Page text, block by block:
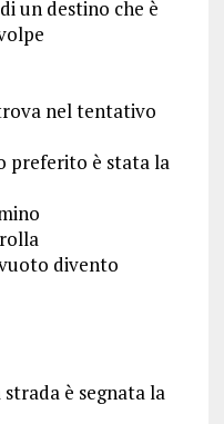
un destino che è
nel tentativo
preferito è stata la
divento
è segnata la